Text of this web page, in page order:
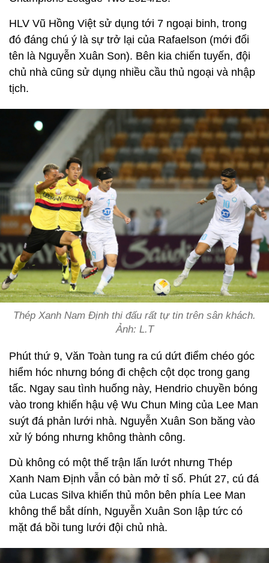
HLV Vũ Hồng Việt sử dụng tới 7 ngoại binh, trong
đó đáng chú ý là sự trở lại của Rafaelson (mới đổi
tên là Nguyễn Xuân Son). Bên kia chiến tuyến, đội
chủ nhà cũng sử dụng nhiều cầu thủ ngoại và nhập
tịch.
Thép Xanh Nam Định thi đấu rất tự tin trên sân khách.
Ảnh: L.T
Phút thứ 9, Văn Toàn tung ra cú dứt điểm chéo góc
hiểm hóc nhưng bóng đi chệch cột dọc trong gang
tấc. Ngay sau tình huống này, Hendrio chuyền bóng
vào trong khiến hậu vệ Wu Chun Ming của Lee Man
suýt đá phản lưới nhà. Nguyễn Xuân Son băng vào
xử lý bóng nhưng không thành công.
Dù không có một thế trận lấn lướt nhưng Thép
Xanh Nam Định vẫn có bàn mở tỉ số. Phút 27, cú đá
của Lucas Silva khiến thủ môn bên phía Lee Man
không thể bắt dính, Nguyễn Xuân Son lập tức có
mặt đá bồi tung lưới đội chủ nhà.